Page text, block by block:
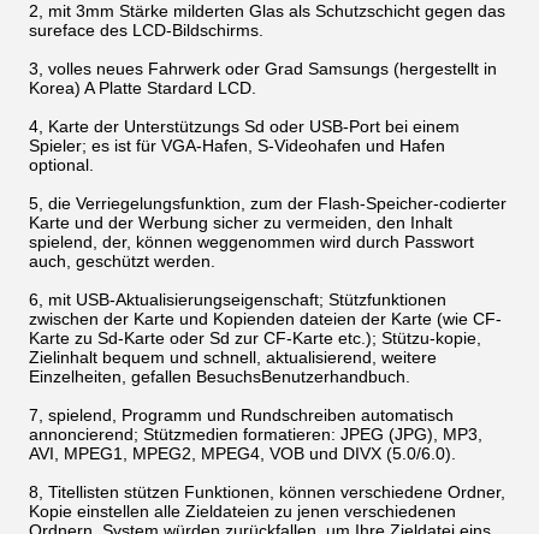
2, mit 3mm Stärke milderten Glas als Schutzschicht gegen das
sureface des LCD-Bildschirms.
3, volles neues Fahrwerk oder Grad Samsungs (hergestellt in
Korea) A Platte Stardard LCD.
4, Karte der Unterstützungs Sd oder USB-Port bei einem
Spieler; es ist für VGA-Hafen, S-Videohafen und Hafen
optional.
5, die Verriegelungsfunktion, zum der Flash-Speicher-codierter
Karte und der Werbung sicher zu vermeiden, den Inhalt
spielend, der, können weggenommen wird durch Passwort
auch, geschützt werden.
6, mit USB-Aktualisierungseigenschaft; Stützfunktionen
zwischen der Karte und Kopienden dateien der Karte (wie CF-
Karte zu Sd-Karte oder Sd zur CF-Karte etc.); Stützu-kopie,
Zielinhalt bequem und schnell, aktualisierend, weitere
Einzelheiten, gefallen BesuchsBenutzerhandbuch.
7, spielend, Programm und Rundschreiben automatisch
annoncierend; Stützmedien formatieren: JPEG (JPG), MP3,
AVI, MPEG1, MPEG2, MPEG4, VOB und DIVX (5.0/6.0).
8, Titellisten stützen Funktionen, können verschiedene Ordner,
Kopie einstellen alle Zieldateien zu jenen verschiedenen